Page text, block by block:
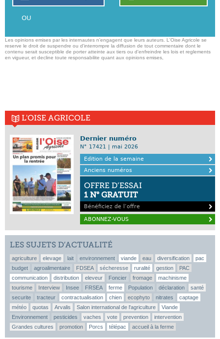
OU
Les opinions emises par les internautes n'engagent que leurs auteurs. L'Oise Agricole se
reserve le droit de suspendre ou d'interrompre la diffusion de tout commentaire dont le
contenu serait susceptible de porter atteinte aux tiers ou d'enfreindre les lois et reglements
en vigueur, et decline toute responsabilite quant aux opinions emises,
L'OISE AGRICOLE
Dernier numéro
N° 17421 | mai 2026
Edition de la semaine
Anciens numéros
OFFRE D’ESSAI
1 N° GRATUIT
Bénéficiez de l’offre
ABONNEZ-VOUS
LES SUJETS D’ACTUALITÉ
agriculture elevage lait environnement viande eau diversification
pac
budget
agroalimentaire FDSEA sécheresse ruralité gestion
PAC
communication
distribution eleveur Foncier fromage
machinisme
tourisme
Interview Insee FRSEA ferme Population déclaration
santé
securite
tracteur contractualisation chien ecophyto nitrates
captage
météo
quotas Arvalis Salon international de l'agriculture
Viande
Environnement
pesticides vaches vote prevention
intervention
Grandes cultures
promotion Porcs télépac accueil à la ferme